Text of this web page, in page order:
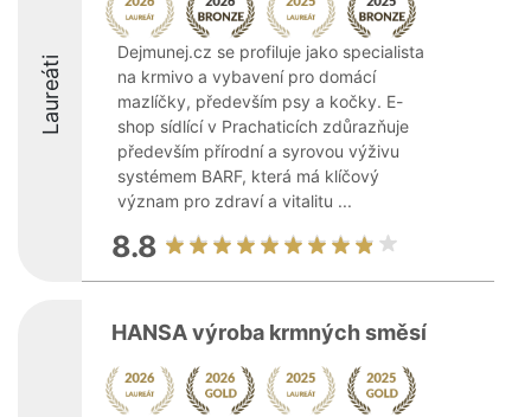
Laureáti
Dejmunej.cz se profiluje jako specialista
na krmivo a vybavení pro domácí
mazlíčky, především psy a kočky. E-
shop sídlící v Prachaticích zdůrazňuje
především přírodní a syrovou výživu
systémem BARF, která má klíčový
význam pro zdraví a vitalitu ...
8.8
HANSA výroba krmných směsí